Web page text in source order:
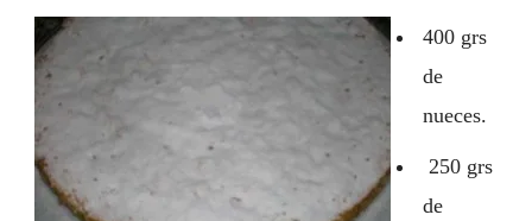
400 grs
de
nueces.
250 grs
de